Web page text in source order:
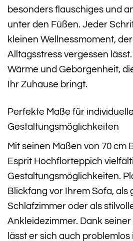
besonders flauschiges und
unter den Füßen. Jeder
kleinen Wellnessmoment,
Alltagsstress vergessen
Wärme und Geborgenheit,
Ihr Zuhause bringt.
Perfekte Maße für individuelle
Gestaltungsmöglichkeiten
Mit seinen Maßen von 70 cm
Esprit Hochflorteppich
Gestaltungsmöglichkeiten.
Blickfang vor Ihrem Sofa, als
Schlafzimmer oder als
Ankleidezimmer. Dank
lässt er sich auch